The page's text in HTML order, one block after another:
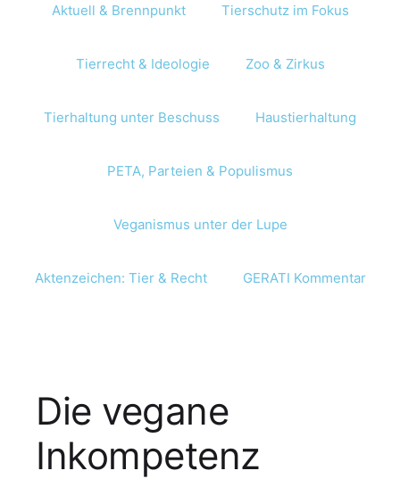
Aktuell & Brennpunkt Tierschutz im Fokus
Tierrecht & Ideologie Zoo & Zirkus
Tierhaltung unter Beschuss Haustierhaltung
PETA, Parteien & Populismus
Veganismus unter der Lupe
Aktenzeichen: Tier & Recht GERATI Kommentar
Die vegane
Inkompetenz